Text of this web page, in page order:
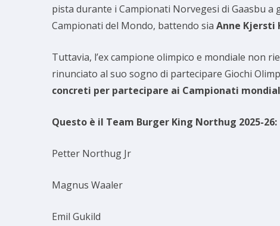
pista durante i Campionati Norvegesi di Gaasbu a
Campionati del Mondo, battendo sia Anne Kjersti
Tuttavia, l’ex campione olimpico e mondiale non
rinunciato al suo sogno di partecipare Giochi
concreti per partecipare ai Campionati
Questo è il Team Burger King Northug 2025-26:
Petter Northug Jr
Magnus Waaler
Emil Gukild